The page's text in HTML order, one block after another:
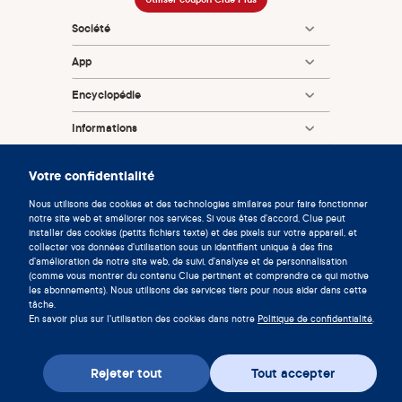
Votre confidentialité
Nous utilisons des cookies et des technologies similaires pour faire fonctionner
notre site web et améliorer nos services. Si vous êtes d'accord, Clue peut
installer des cookies (petits fichiers texte) et des pixels sur votre appareil, et
collecter vos données d'utilisation sous un identifiant unique à des fins
d'amélioration de notre site web, de suivi, d'analyse et de personnalisation
(comme vous montrer du contenu Clue pertinent et comprendre ce qui motive
les abonnements). Nous utilisons des services tiers pour nous aider dans cette
tâche.
En savoir plus sur l'utilisation des cookies dans notre Politique de confidentialité.
Tout accepter
Rejeter tout
334120300386
Jones RK, Lindberg LD, Higgins JA. Pull and pray or extra
protection? Contraceptive strategies involving withdrawal
among US adult women. Contraception [Internet]. 2014
Oct [cited 2025 Feb 11];90(4):416–21. Available from:
https://www.ncbi.nlm.nih.gov/pmc/articles/PMC42548
American College of Obstetricians and Gynecologists.
Emergency Contraception | ACOG [Internet]. 2021 [cited
2025 Feb 11]. Available from:
https://www.acog.org/womens-health/faqs/emergency-
contraception
Center for Devices and Radiological Health. Pregnancy.
FDA [Internet]. 2019 Apr 29 [cited 2022 Apr 1]; Available
tests/pregnancy
Ramli M, Nora M, Roszaman R, Hatta S. VAGINISMUS
Société
App
Encyclopédie
Informations
© 2026 Clue by Biowink GmbH, Tous droits réservés
08684d993 2026-08-06 11:34:36